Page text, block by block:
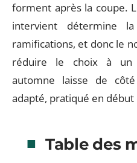
forment après la coupe.
intervient détermine
ramifications, et donc le
réduire le choix à un
automne laisse de
adapté, pratiqué en début
Table des